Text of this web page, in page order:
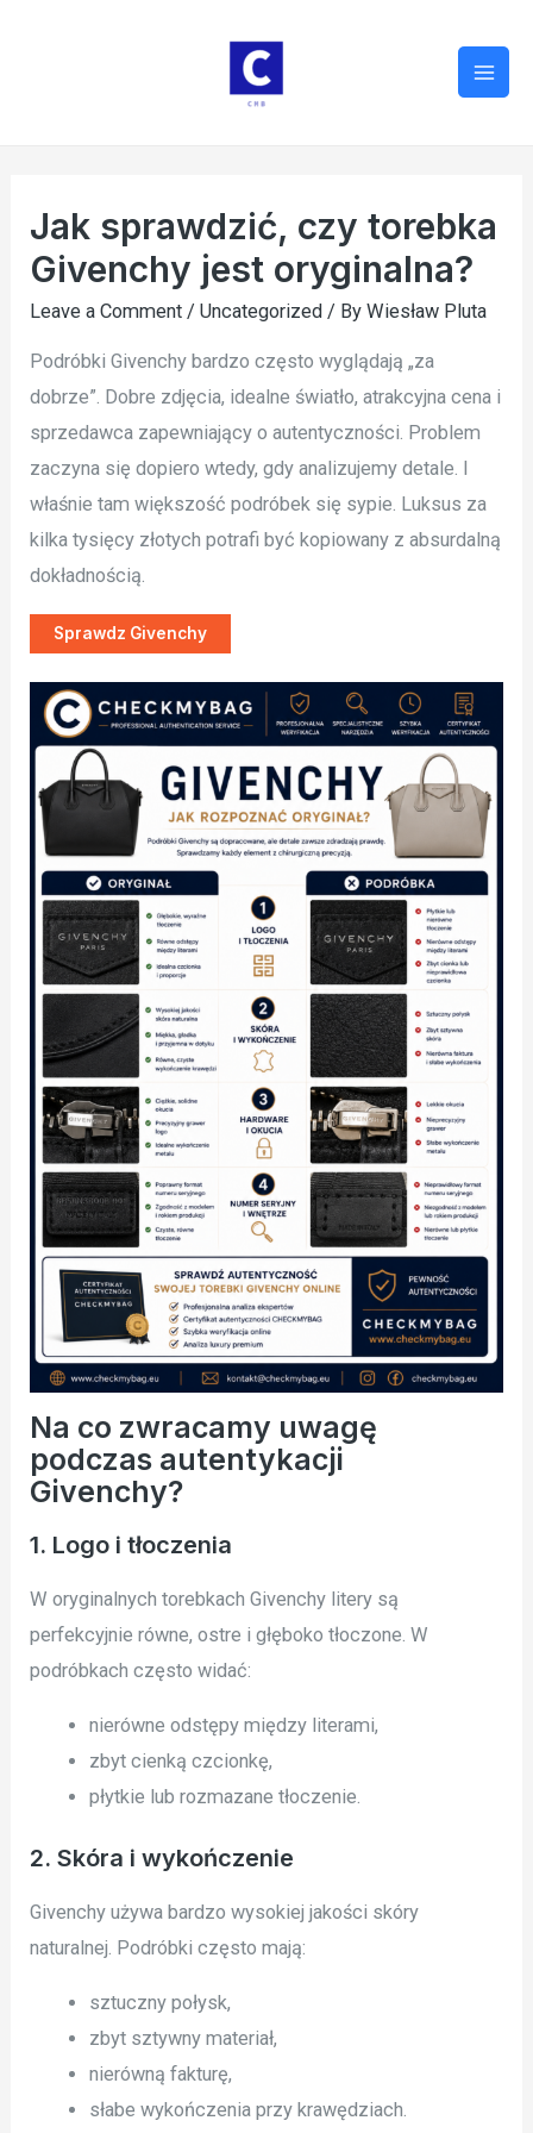
Jak sprawdzić, czy torebka
Givenchy jest oryginalna?
Leave a Comment /Uncategorized / ByWiesław Pluta
Podróbki Givenchy bardzo często wyglądają „za
dobrze”. Dobre zdjęcia, idealne światło, atrakcyjna cena i
sprzedawca zapewniający o autentyczności. Problem
zaczyna się dopiero wtedy, gdy analizujemy detale. I
właśnie tam większość podróbek się sypie. Luksus za
kilka tysięcy złotych potrafi być kopiowany z absurdalną
dokładnością.
Sprawdz Givenchy
Na co zwracamy uwagę
podczas autentykacji
Givenchy?
1. Logo i tłoczenia
W oryginalnych torebkach Givenchy litery są
perfekcyjnie równe, ostre i głęboko tłoczone. W
podróbkach często widać:
nierówne odstępy między literami,
zbyt cienką czcionkę,
płytkie lub rozmazane tłoczenie.
2. Skóra i wykończenie
Givenchy używa bardzo wysokiej jakości skóry
naturalnej. Podróbki często mają:
sztuczny połysk,
zbyt sztywny materiał,
nierówną fakturę,
słabe wykończenia przy krawędziach.